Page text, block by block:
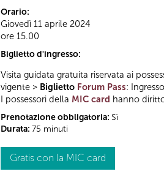
Orario:
Giovedì 11 aprile 2024
ore 15.00
Biglietto d'ingresso:
Visita guidata gratuita riservata ai
vigente > Biglietto Forum Pass:
I possessori della MIC card hanno
Prenotazione obbligatoria: Sì
Durata: 75 minuti
Gratis con la MIC card